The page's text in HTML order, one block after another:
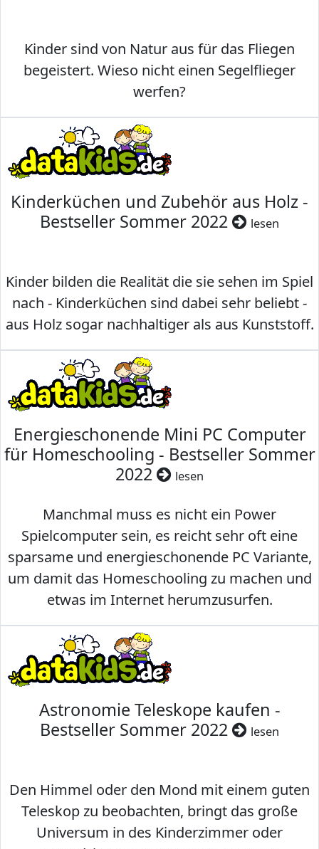
Kinder sind von Natur aus für das Fliegen
begeistert. Wieso nicht einen Segelflieger
werfen?
Kinderküchen und Zubehör aus Holz -
Bestseller Sommer 2022
lesen
Kinder bilden die Realität die sie sehen im Spiel
nach - Kinderküchen sind dabei sehr beliebt -
aus Holz sogar nachhaltiger als aus Kunststoff.
Energieschonende Mini PC Computer
für Homeschooling - Bestseller Sommer
2022
lesen
Manchmal muss es nicht ein Power
Spielcomputer sein, es reicht sehr oft eine
sparsame und energieschonende PC Variante,
um damit das Homeschooling zu machen und
etwas im Internet herumzusurfen.
Astronomie Teleskope kaufen -
Bestseller Sommer 2022
lesen
Den Himmel oder den Mond mit einem guten
Teleskop zu beobachten, bringt das große
Universum in des Kinderzimmer oder